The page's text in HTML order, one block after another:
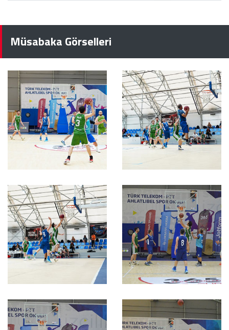
Müsabaka Görselleri